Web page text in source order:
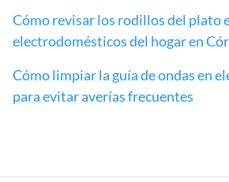
Cómo revisar los rodillos del plato
electrodomésticos del hogar en
Cómo limpiar la guía de ondas en
para evitar averías frecuentes